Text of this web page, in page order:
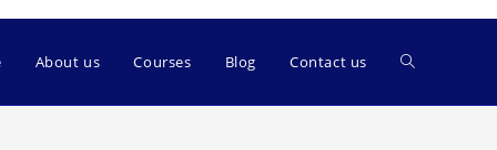
About us Courses Blog Contact us